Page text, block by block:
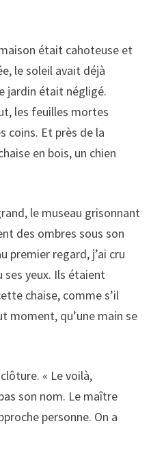
était cahoteuse et
le soleil avait déjà
jardin était négligé.
les feuilles mortes
coins. Et près de la
en bois, un chien
le museau grisonnant
des ombres sous son
premier regard, j’ai cru
ses yeux. Ils étaient
chaise, comme s’il
moment, qu’une main se
« Le voilà,
son nom. Le maître
personne. On a